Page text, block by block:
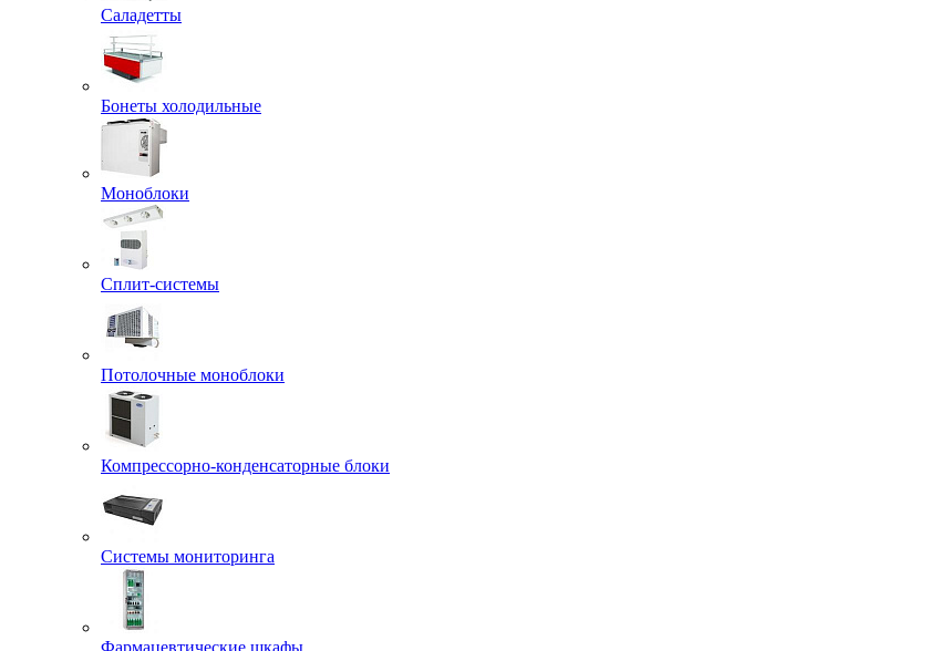
Саладетты
Бонеты холодильные
Моноблоки
Сплит-системы
Потолочные моноблоки
Компрессорно-конденсаторные блоки
Системы мониторинга